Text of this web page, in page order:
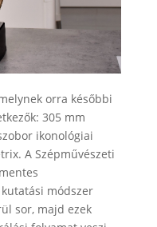
orra későbbi
305 mm
ikonológiai
A Szépművészeti
módszer
sor, majd ezek